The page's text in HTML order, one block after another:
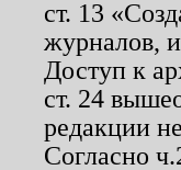
ст. 13
журналов,
Доступ к
ст. 24
редакции
Согласно